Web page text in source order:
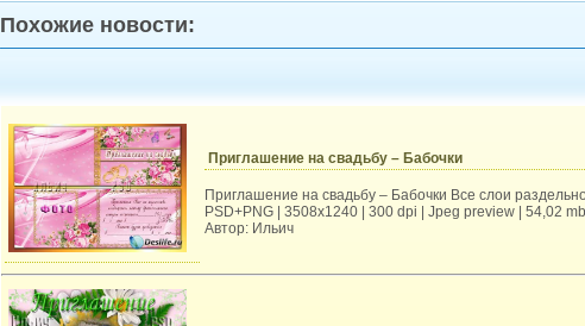
Похожие новости:
Приглашение на свадьбу – Бабочки
Приглашение на свадьбу – Бабочки Все слои
PSD+PNG | 3508х1240 | 300 dpi | Jpeg preview | 54,02 mb
Автор: Ильич